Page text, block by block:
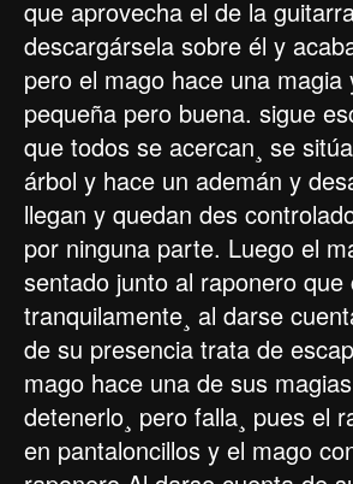
que aprovecha el de la
descargársela sobre él y
pero el mago hace una magia
pequeña pero buena. sigue
que todos se acercan¸ se
árbol y hace un ademán y
llegan y quedan des
por ninguna parte. Luego el
sentado junto al raponero que
tranquilamente¸ al darse
de su presencia trata de
mago hace una de sus
detenerlo¸ pero falla¸ pues el
en pantaloncillos y el mago